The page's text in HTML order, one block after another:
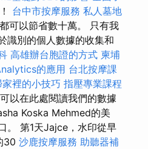
台中市按摩服務 私人墓地
可以節省數十萬。 只有我
識別的個人數據的收集和
高雄辦台胞證的方式 柬埔
的應用 台北按摩課
裡的小技巧 指壓專業課程
以在此處閱讀我們的數據
Koska Mehmed的美
。 第1天Jajce，水印從早
30 沙鹿按摩服務 助聽器補